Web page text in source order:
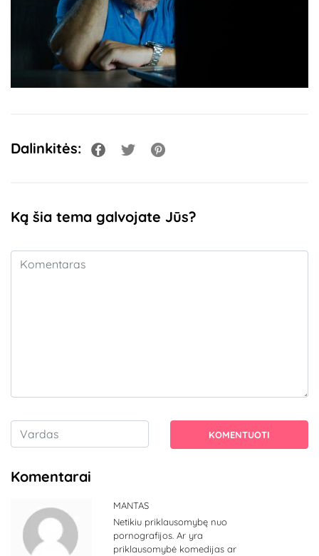
Dalinkitės:
Ką šia tema galvojate Jūs?
KOMENTUOTI
Komentarai
MANTAS
Netikiu priklausomybę nuo
pornografijos. Ar yra
priklausomybė komedijas ar